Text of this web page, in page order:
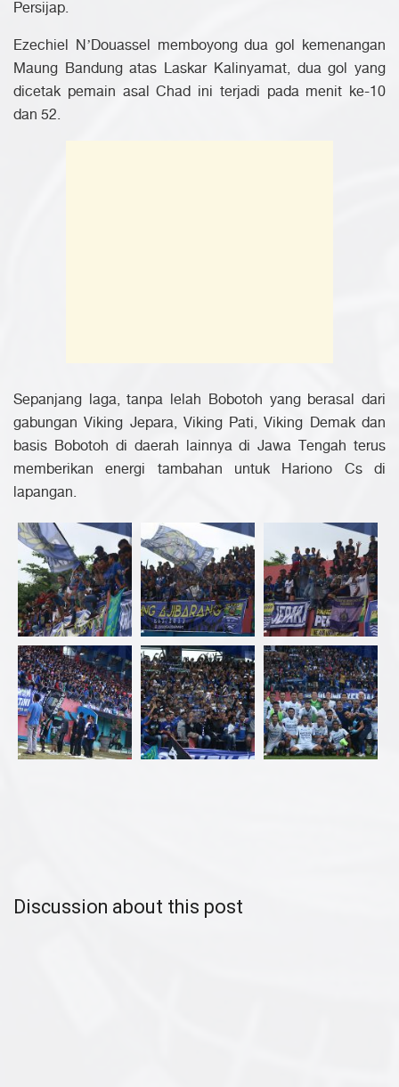
Persijap.
Ezechiel N’Douassel memboyong dua gol kemenangan
Maung Bandung atas Laskar Kalinyamat, dua gol yang
dicetak pemain asal Chad ini terjadi pada menit ke-10
dan 52.
Sepanjang laga, tanpa lelah Bobotoh yang berasal dari
gabungan Viking Jepara, Viking Pati, Viking Demak dan
basis Bobotoh di daerah lainnya di Jawa Tengah terus
memberikan energi tambahan untuk Hariono Cs di
lapangan.
Discussion about this post